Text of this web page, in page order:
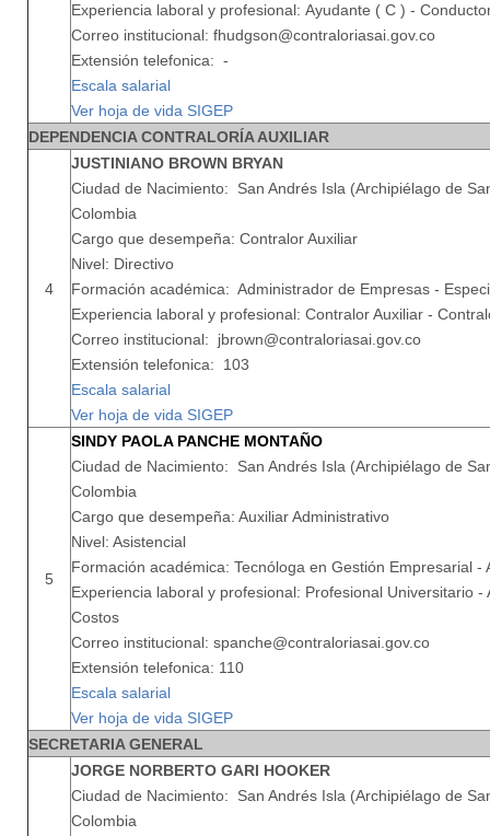
Experiencia laboral y profesional: Ayudante ( C ) -
Correo institucional: fhudgson@contraloriasai.gov.co
Extensión telefonica: -
Escala salarial
Ver hoja de vida SIGEP
DEPENDENCIA CONTRALORÍA AUXILIAR
4
JUSTINIANO BROWN BRYAN
Ciudad de Nacimiento: San Andrés Isla (Archipiélago de
Colombia
Cargo que desempeña: Contralor Auxiliar
Nivel: Directivo
Formación académica: Administrador de Empresas -
Experiencia laboral y profesional: Contralor Auxiliar -
Correo institucional: jbrown@contraloriasai.gov.co
Extensión telefonica: 103
Escala salarial
Ver hoja de vida SIGEP
5
SINDY PAOLA PANCHE MONTAÑO
Ciudad de Nacimiento: San Andrés Isla (Archipiélago de
Colombia
Cargo que desempeña: Auxiliar Administrativo
Nivel: Asistencial
Formación académica: Tecnóloga en Gestión Empresarial -
Experiencia laboral y profesional: Profesional Universitario
Costos
Correo institucional: spanche@contraloriasai.gov.co
Extensión telefonica: 110
Escala salarial
Ver hoja de vida SIGEP
SECRETARIA GENERAL
JORGE NORBERTO GARI HOOKER
Ciudad de Nacimiento: San Andrés Isla (Archipiélago de
Colombia